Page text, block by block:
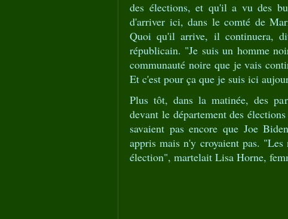
des élections, et qu'il a vu des
d'arriver ici, dans le comté de
Quoi qu'il arrive, il continuera,
républicain. "Je suis un homme
communauté noire que je vais
Et c'est pour ça que je suis ici
Plus tôt, dans la matinée, des
devant le département des
savaient pas encore que Joe
appris mais n'y croyaient pas.
élection", martelait Lisa Horne,